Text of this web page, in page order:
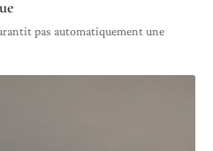
pas automatiquement une